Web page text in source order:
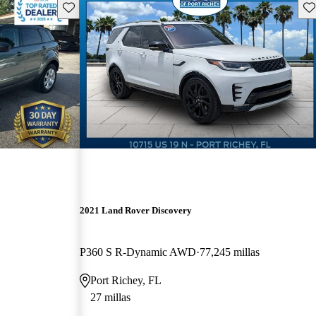
Guarda este Aviso
2021 Land Rover Discovery
P360 S R-Dynamic AWD 77,245 millas
Port Richey, FL
27 millas